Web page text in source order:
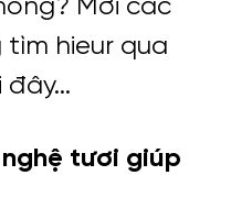
tươi giúp